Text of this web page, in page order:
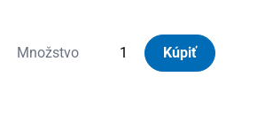
Množstvo
množstvo
Kúpiť